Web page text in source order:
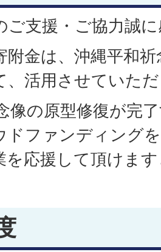
ご支援・ご協力誠
附金は、沖縄平和
、活用させていた
像の原型修復が完
ドファンディング
を応援して頂けま